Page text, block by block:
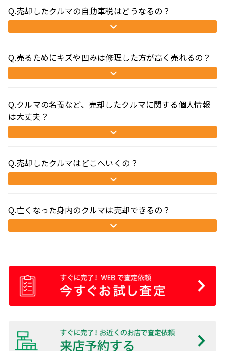
Q.売却したクルマの自動車税はどうなるの？
Q.売るためにキズや凹みは修理した方が高く売れるの？
Q.クルマの名義など、売却したクルマに関する個人情報
は大丈夫？
Q.売却したクルマはどこへいくの？
Q.亡くなった身内のクルマは売却できるの？